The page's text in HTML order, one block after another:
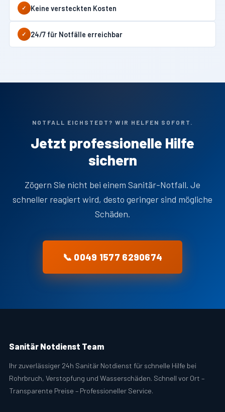
✓ Keine versteckten Kosten
✓ 24/7 für Notfälle erreichbar
NOTFALL EICHSTEDT? WIR HELFEN SOFORT.
Jetzt professionelle Hilfe
sichern
Zögern Sie nicht bei einem Sanitär-Notfall. Je
schneller reagiert wird, desto geringer sind mögliche
Schäden.
📞 0049 1577 6290674
Sanitär Notdienst Team
Ihr zuverlässiger 24h Sanitär Notdienst für schnelle Hilfe bei
Rohrbruch, Verstopfung und Wasserschäden. Schnell vor Ort –
Transparente Preise – Professioneller Service.